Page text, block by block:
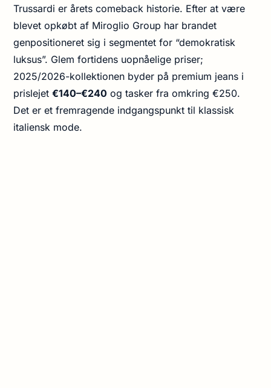
Trussardi er årets comeback historie. Efter at være
blevet opkøbt af Miroglio Group har brandet
genpositioneret sig i segmentet for “demokratisk
luksus”. Glem fortidens uopnåelige priser;
2025/2026-kollektionen byder på premium jeans i
prislejet€140–€240 og tasker fra omkring €250.
Det er et fremragende indgangspunkt til klassisk
italiensk mode.